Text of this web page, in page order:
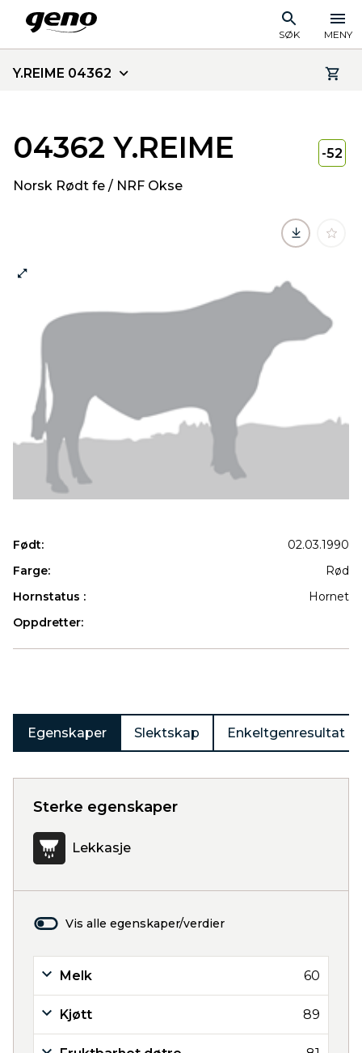
SØK MENY
Y.REIME 04362
04362 Y.REIME
Norsk Rødt fe / NRF Okse
-52
Født:
02.03.1990
Farge:
Rød
Hornstatus :
Hornet
Oppdretter:
Egenskaper Slektskap Enkeltgenresultat
Sterke egenskaper
Lekkasje
Vis alle egenskaper/verdier
Melk 60
Kjøtt 89